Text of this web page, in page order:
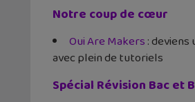
Notre coup de cœur
Oui Are Makers:
avec plein de tutoriels
Spécial Révision Bac et